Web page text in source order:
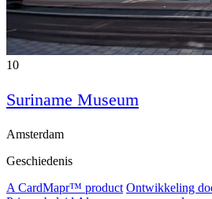
10
Suriname Museum
Amsterdam
Geschiedenis
A CardMapr™ product Ontwikkeling